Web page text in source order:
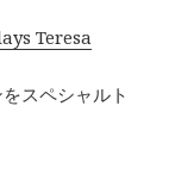
Teresa
スペシャルト